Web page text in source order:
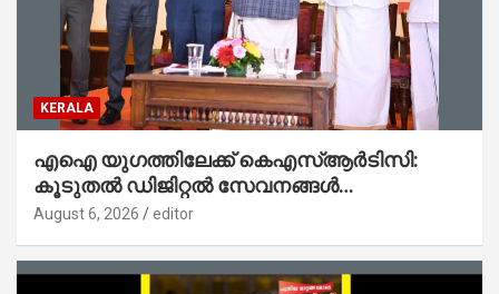
KERALA
എഐ യുഗത്തിലേക്ക് കെഎസ്ആർടിസി:
കൂടുതൽ ഡിജിറ്റൽ സേവനങ്ങൾ
ജനങ്ങളിലേക്കെത്തിക്കും – മന്ത്രി സി പി
August 6, 2026 editor